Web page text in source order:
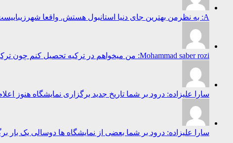
A: به نظرمن بهترین جای دنیا استانبول هستش. واقعا شهرزیباییست...
Mohammad saber rozi: من میخواهم در ترکیه تحصیل کنم چون ترکیه برای تحصیل خیلی پیش رفته است...
سارا علیزاده: درود بر شما تاریخ جدید برگزاری نمایشگاه هنوز
سارا علیزاده: درود بر شما بعضی از نمایشگاه ها دوسالی یک بار